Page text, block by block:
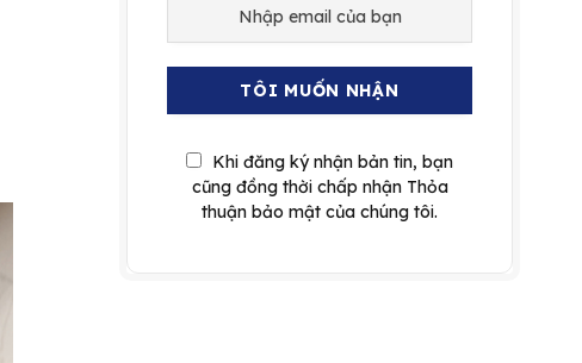
Khi đăng ký nhận bản tin, bạn
cũng đồng thời chấp nhận Thỏa
thuận bảo mật của chúng tôi.